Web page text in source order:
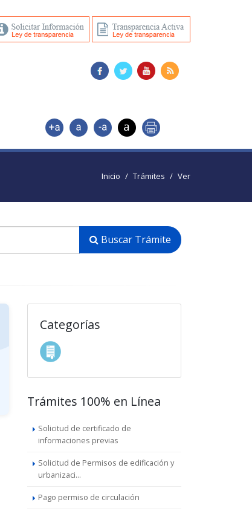
Inicio Trámites Ver
Buscar Trámite
Categorías
Trámites 100% en Línea
Solicitud de certificado de
informaciones previas
Solicitud de Permisos de edificación y
urbanizaci...
Pago permiso de circulación